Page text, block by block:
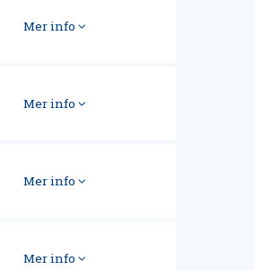
Mer info
Mer info
Mer info
Mer info